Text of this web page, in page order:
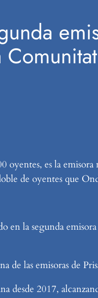
es la emisora
de oyentes que
en la segunda
de las emisoras de
desde 2017,